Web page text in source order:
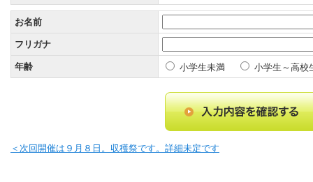
お名前
フリガナ
年齢 小学生未満 小学生～高校
＜次回開催は９月８日。収穫祭です。詳細未定です